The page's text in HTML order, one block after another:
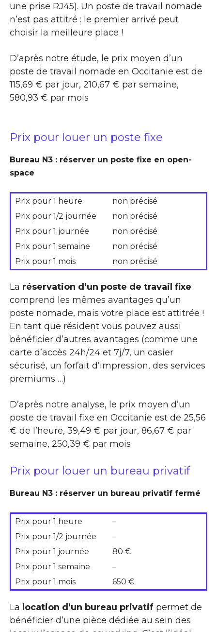
une prise RJ45). Un poste de travail nomade
n’est pas attitré : le premier arrivé peut
choisir la meilleure place !
D’après notre étude, le prix moyen d’un
poste de travail nomade en Occitanie est de
115,69 € par jour, 210,67 € par semaine,
580,93 € par mois
Prix pour louer un poste fixe
Bureau N3 : réserver un poste fixe en open-
space
Prix pour 1 heure
non précisé
Prix pour 1/2 journée
non précisé
Prix pour 1 journée
non précisé
Prix pour 1 semaine
non précisé
Prix pour 1 mois
non précisé
La réservation d’un poste de travail fixe
comprend les mêmes avantages qu’un
poste nomade, mais votre place est attitrée !
En tant que résident vous pouvez aussi
bénéficier d’autres avantages (comme une
carte d’accès 24h/24 et 7j/7, un casier
sécurisé, un forfait d’impression, des services
premiums …)
D’après notre analyse, le prix moyen d’un
poste de travail fixe en Occitanie est de 25,56
€ de l’heure, 39,49 € par jour, 86,67 € par
semaine, 250,39 € par mois
Prix pour louer un bureau privatif
Bureau N3 : réserver un bureau privatif fermé
Prix pour 1 heure
–
Prix pour 1/2 journée
–
Prix pour 1 journée
80 €
Prix pour 1 semaine
–
Prix pour 1 mois
650 €
La location d’un bureau privatif permet de
bénéficier d’une pièce dédiée au sein des